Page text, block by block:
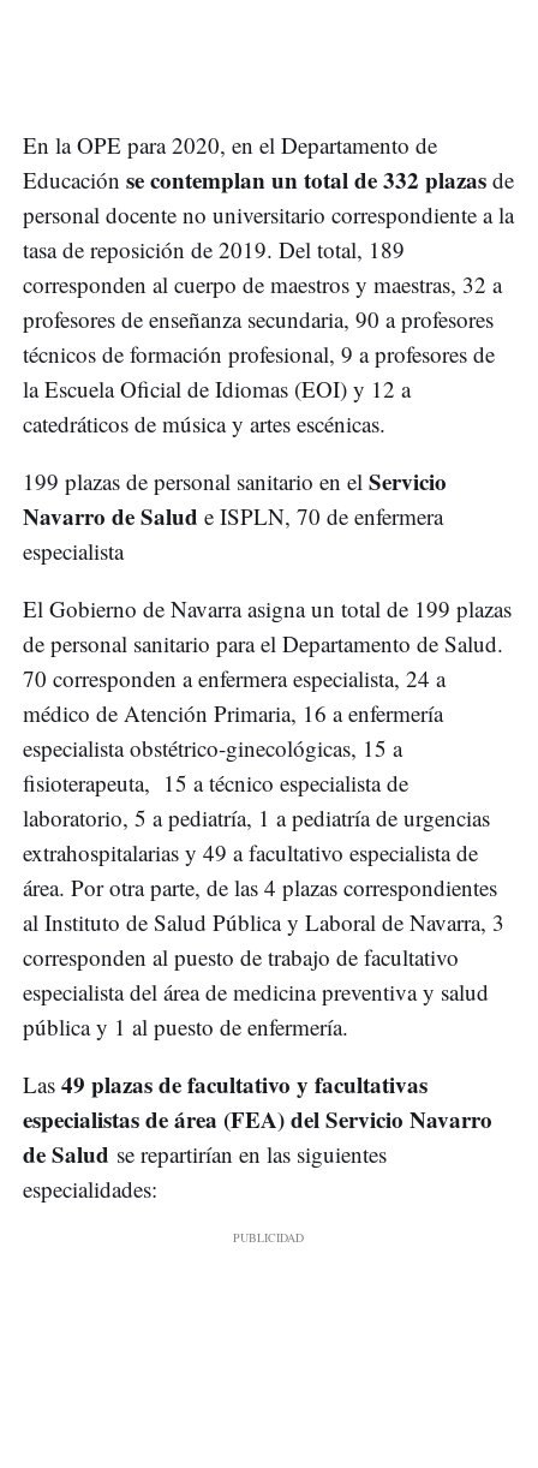
En la OPE para 2020, en el Departamento de
Educación se contemplan un total de 332 plazas de
personal docente no universitario correspondiente a la
tasa de reposición de 2019. Del total, 189
corresponden al cuerpo de maestros y maestras, 32 a
profesores de enseñanza secundaria, 90 a profesores
técnicos de formación profesional, 9 a profesores de
la Escuela Oficial de Idiomas (EOI) y 12 a
catedráticos de música y artes escénicas.
199 plazas de personal sanitario en el Servicio
Navarro de Salud e ISPLN, 70 de enfermera
especialista
El Gobierno de Navarra asigna un total de 199 plazas
de personal sanitario para el Departamento de Salud.
70 corresponden a enfermera especialista, 24 a
médico de Atención Primaria, 16 a enfermería
especialista obstétrico-ginecológicas, 15 a
fisioterapeuta, 15 a técnico especialista de
laboratorio, 5 a pediatría, 1 a pediatría de urgencias
extrahospitalarias y 49 a facultativo especialista de
área. Por otra parte, de las 4 plazas correspondientes
al Instituto de Salud Pública y Laboral de Navarra, 3
corresponden al puesto de trabajo de facultativo
especialista del área de medicina preventiva y salud
pública y 1 al puesto de enfermería.
Las 49 plazas de facultativo y facultativas
especialistas de área (FEA) del Servicio Navarro
de Salud se repartirían en las siguientes
especialidades: